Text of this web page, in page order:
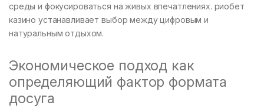
среды и фокусироваться на живых впечатлениях. риобет
казино устанавливает выбор между цифровым и
натуральным отдыхом.
Экономическое подход как
определяющий фактор формата
досуга